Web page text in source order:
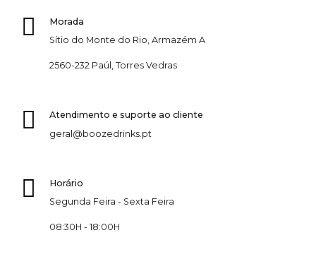
Morada
Sítio do Monte do Rio, Armazém A
2560-232 Paúl, Torres Vedras
Atendimento e suporte ao cliente
geral@boozedrinks.pt
Horário
Segunda Feira - Sexta Feira
08:30H - 18:00H